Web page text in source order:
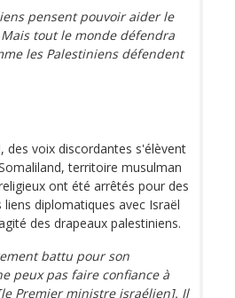
pensent pouvoir aider le
tout le monde défendra
les Palestiniens défendent
des voix discordantes s'élèvent
territoire musulman
ont été arrêtés pour des
diplomatiques avec Israël
des drapeaux palestiniens.
battu pour son
peux pas faire confiance à
Premier ministre israélien]. Il